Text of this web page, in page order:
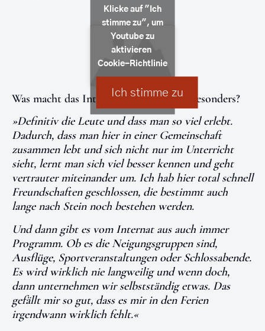
Klicke auf "Ich
stimme zu", um
Youtube zu
aktivieren
Cookie-Richtlinie
Ich stimme zu
Was macht das Internatsleben für dich besonders?
»Definitiv die Leute und dass man so viel erlebt.
Dadurch, dass man hier in einer Gemeinschaft
zusammen lebt und sich nicht nur im Unterricht
sieht, lernt man sich viel besser kennen und geht
vertrauter miteinander um. Ich hab hier total schnell
Freundschaften geschlossen, die bestimmt auch
lange nach Stein noch bestehen werden.
Und dann gibt es vom Internat aus auch immer
Programm. Ob es die Neigungsgruppen sind,
Ausflüge, Sportveranstaltungen oder Schlossabende.
Es wird wirklich nie langweilig und wenn doch,
dann unternehmen wir selbstständig etwas. Das
gefällt mir so gut, dass es mir in den Ferien
irgendwann wirklich fehlt.«